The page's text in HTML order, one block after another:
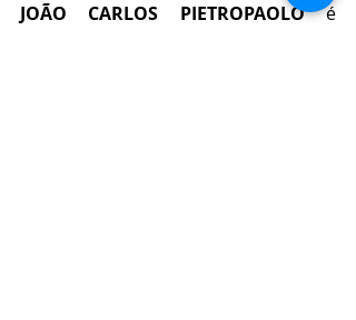
JOÃO CARLOS PIETROPAOLO é